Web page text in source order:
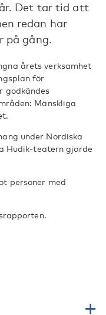
Det tar tid att
redan har
på gång.
årets verksamhet
för
godkändes
Mänskliga
under Nordiska
Hudik-teatern gjorde
personer med